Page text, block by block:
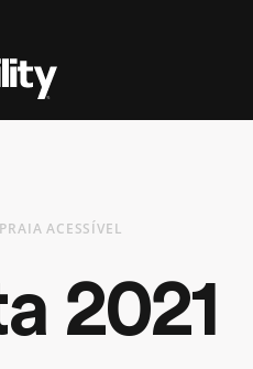
PRAIA ACESSÍVEL
2021